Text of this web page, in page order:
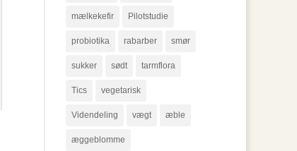
mælkekefir Pilotstudie
probiotika rabarber smør
sukker sødt tarmflora
Tics vegetarisk
Videndeling vægt æble
æggeblomme